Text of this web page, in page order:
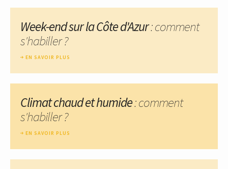
Week-end sur la Côte d'Azur: comment
s'habiller ?
EN SAVOIR PLUS
Climat chaud et humide: comment
s'habiller ?
EN SAVOIR PLUS